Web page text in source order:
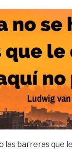
las barreras que